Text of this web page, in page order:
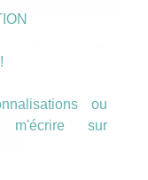
ou
sur